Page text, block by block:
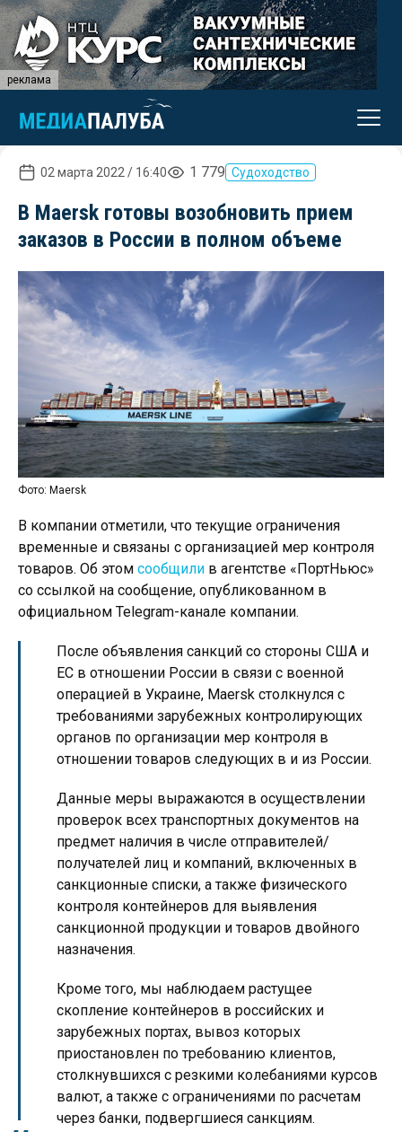
реклама
02 марта 2022 / 16:40 1 779 Судоходство
В Maersk готовы возобновить прием
заказов в России в полном объеме
Фото: Maersk
В компании отметили, что текущие ограничения
временные и связаны с организацией мер контроля
товаров. Об этом сообщили в агентстве «ПортНьюс»
со ссылкой на сообщение, опубликованном в
официальном Telegram-канале компании.
После объявления санкций со стороны США и
ЕС в отношении России в связи с военной
операцией в Украине, Maersk столкнулся с
требованиями зарубежных контролирующих
органов по организации мер контроля в
отношении товаров следующих в и из России.
Данные меры выражаются в осуществлении
проверок всех транспортных документов на
предмет наличия в числе отправителей/
получателей лиц и компаний, включенных в
санкционные списки, а также физического
контроля контейнеров для выявления
санкционной продукции и товаров двойного
назначения.
Кроме того, мы наблюдаем растущее
скопление контейнеров в российских и
зарубежных портах, вывоз которых
приостановлен по требованию клиентов,
столкнувшихся с резкими колебаниями курсов
валют, а также с ограничениями по расчетам
через банки, подвергшиеся санкциям.